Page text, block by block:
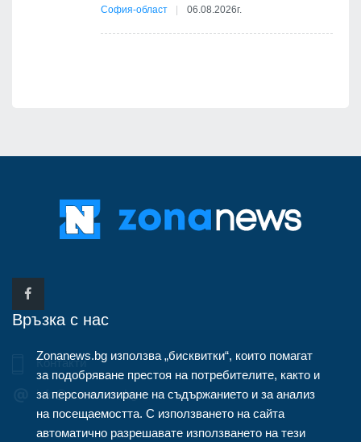
София-област 06.08.2026г.
Връзка с нас
Контакти
info@zonanews.bg
Zonanews.bg използва „бисквитки“, които помагат
за подобряване престоя на потребителите, както и
за персонализиране на съдържанието и за анализ
на посещаемостта. С използването на сайта
автоматично разрешавате използването на тези